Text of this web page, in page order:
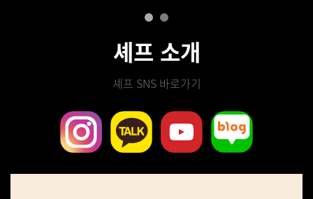
셰프 소개
셰프 SNS 바로가기